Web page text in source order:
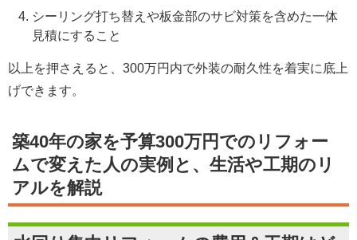
シーリング打ち替え や板金部のサビ対策を含めた一体
見積にすること
以上を押さえると、300万円内で外装の耐久性を着実に底上
げできます。
築40年の家を予算300万円でのリフォー
ムで変えた人の実例と、生活や工期のリ
アルを解説